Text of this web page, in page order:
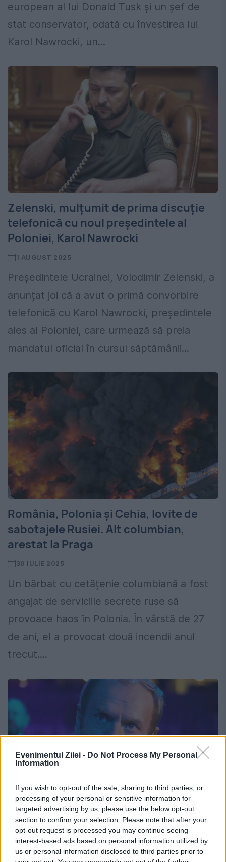
Evenimentul Zilei - Do Not Process My Personal
Information
If you wish to opt-out of the sale, sharing to third parties, or
processing of your personal or sensitive information for
targeted advertising by us, please use the below opt-out
section to confirm your selection. Please note that after your
opt-out request is processed you may continue seeing
interest-based ads based on personal information utilized by
us or personal information disclosed to third parties prior to
european al lui Donald Tusk şi un şef de
stat conservator, odată cu învestirea lui
Karol Nawrocki, un...
Zelenski, mulțumit de prima discuție
telefonică cu noul președintele al
Poloniei, Karol Nawrocki
1 AUGUST 2025
Președintele Ucrainei, Volodimir Zelenski, a
anunțat joi că a avut o primă convorbire
telefonică cu Karol Nawrocki, președintele
ales al Poloniei, care urmează să preia
mandatul oficial în cursul săptămânii...
România, Polonia și Cehia, lovite de
sabotajele Rusiei. Alt columbian,
arestat la Praga
30 IULIE 2025
Un bărbat cu cetățenie columbiană a fost
angajat de serviciile secrete ruse să
provoace haos în Polonia. În vârstă de 27
de ani, el a provocat două incendii anul
trecut....
Rusia ar putea ataca Europa, în 2027.
Noul avertisment, bazat pe un mare
argument